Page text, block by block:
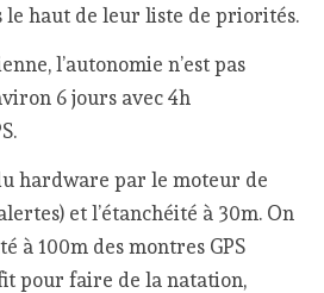
le haut de leur liste de priorités.
l’autonomie n’est pas
6 jours avec 4h
hardware par le moteur de
et l’étanchéité à 30m. On
à 100m des montres GPS
pour faire de la natation,